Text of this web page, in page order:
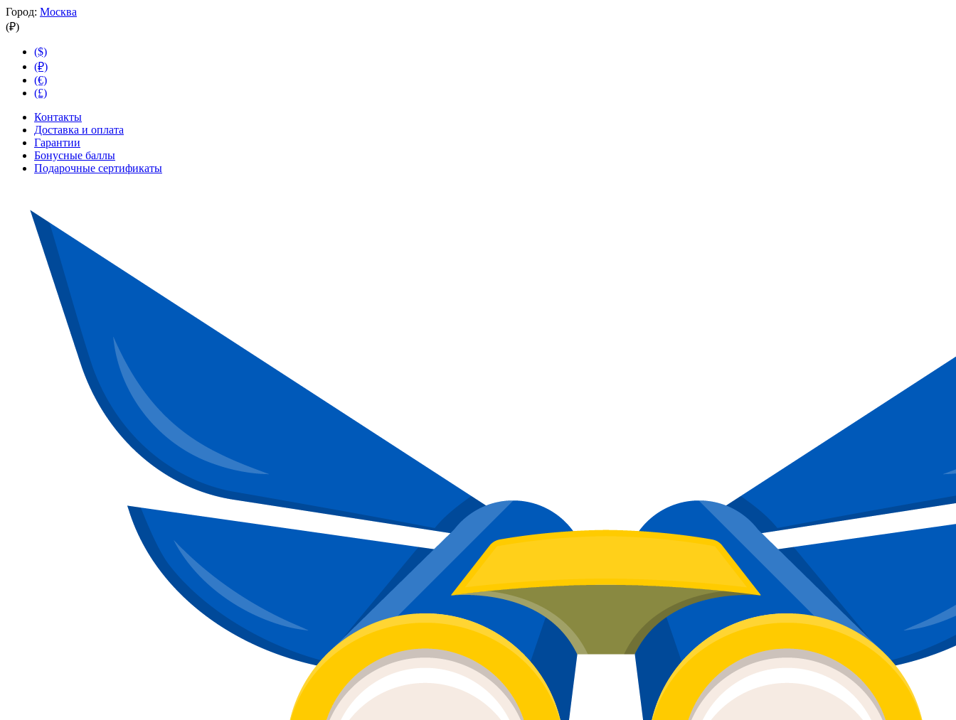
Город: Москва
(₽)
($)
(₽)
(€)
(£)
Контакты
Доставка и оплата
Гарантии
Бонусные баллы
Подарочные сертификаты